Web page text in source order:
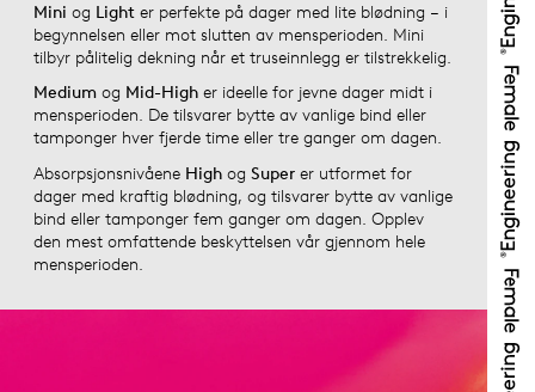
Mini og Light er perfekte på dager med lite blødning – i
begynnelsen eller mot slutten av mensperioden. Mini
tilbyr pålitelig dekning når et truseinnlegg er tilstrekkelig.
Medium og Mid-High er ideelle for jevne dager midt i
mensperioden. De tilsvarer bytte av vanlige bind eller
tamponger hver fjerde time eller tre ganger om dagen.
Absorpsjonsnivåene High og Super er utformet for
dager med kraftig blødning, og tilsvarer bytte av vanlige
bind eller tamponger fem ganger om dagen. Opplev
den mest omfattende beskyttelsen vår gjennom hele
mensperioden.